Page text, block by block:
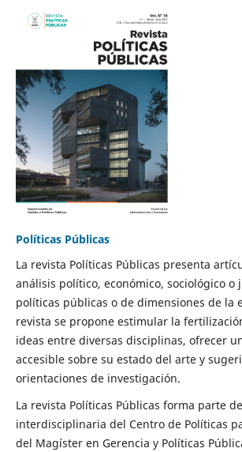
Políticas Públicas
La revista Políticas Públicas presenta
análisis político, económico, sociológico o
políticas públicas o de dimensiones de la
revista se propone estimular la
ideas entre diversas disciplinas, ofrecer
accesible sobre su estado del arte y
orientaciones de investigación.
La revista Políticas Públicas forma parte
interdisciplinaria del Centro de Políticas
del Magíster en Gerencia y Políticas